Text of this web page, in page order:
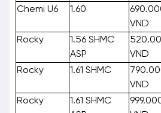
Chemi U6 1.60
VND
Rocky
1.56 SHMC
ASP
VND
Rocky
1.61 SHMC
VND
Rocky
1.61 SHMC